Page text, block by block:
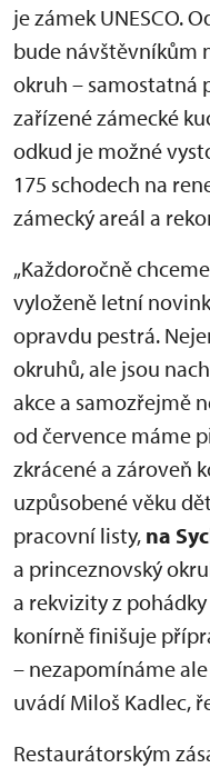
je zámek UNESCO.
bude návštěvníkům
okruh – samostatná
zařízené zámecké
odkud je možné
175 schodech na
zámecký areál a
„Každoročně
vyloženě letní
opravdu pestrá.
okruhů, ale jsou
akce a samozřejmě
od července máme
zkrácené a zároveň
uzpůsobené věku
pracovní listy, na
a princeznovský
a rekvizity z
konírně finišuje
– nezapomínáme
uvádí Miloš Kadlec,
Restaurátorským